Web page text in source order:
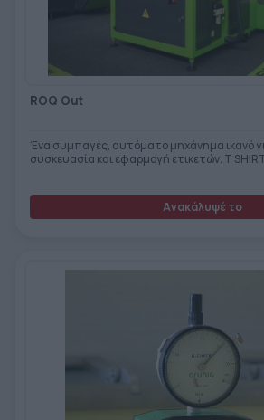
ΕΡΓΑΛΕΊΑ - ΑΞΕΣΟΥΆΡ
ΒΟΗΘΗΤΙΚΌΣ ΕΞΟΠΛΙΣΜΌΣ
ΚΑΤΑ ΠΑΡΑΓΓΕΛΊΑ
ΜΕΤΑΧΕΙΡΙΣΜΈΝΑ
ΕΤΙΚΈΤΑ - ΕΎΚΑΜΠΤΗ ΣΥΣΚΕΥΑΣΊΑ
ROQ Out
Ένα συμπαγές, αυτόματο μηχάνημα ικανό
συσκευασία και εφαρμογή ετικετών. T
Ανακάλυψέ το